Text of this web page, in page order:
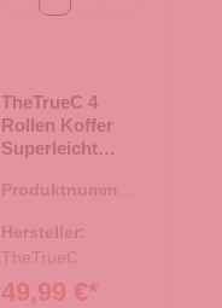
TheTrueC 4
Rollen Koffer
Superleicht
Kopenhagen
Produktnummer:
Hersteller:
TheTrueC
49,99 €*